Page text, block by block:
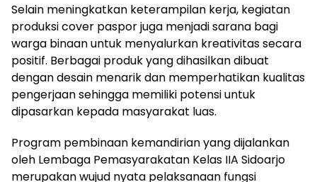
Selain meningkatkan keterampilan kerja, kegiatan
produksi cover paspor juga menjadi sarana bagi
warga binaan untuk menyalurkan kreativitas secara
positif. Berbagai produk yang dihasilkan dibuat
dengan desain menarik dan memperhatikan kualitas
pengerjaan sehingga memiliki potensi untuk
dipasarkan kepada masyarakat luas.
Program pembinaan kemandirian yang dijalankan
oleh Lembaga Pemasyarakatan Kelas IIA Sidoarjo
merupakan wujud nyata pelaksanaan fungsi